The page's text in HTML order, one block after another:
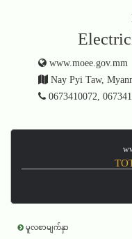
www.moee.gov.mm
Nay Pyi Taw,
0673410072,
မူလစာမျက်နှာ